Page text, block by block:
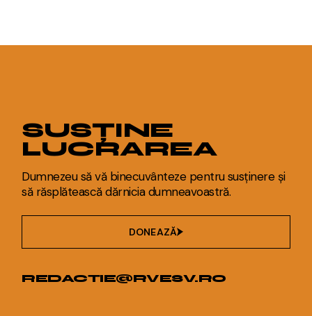
SUSȚINE
LUCRAREA
Dumnezeu să vă binecuvânteze pentru susținere și
să răsplătească dărnicia dumneavoastră.
DONEAZĂ
REDACTIE@RVESV.RO